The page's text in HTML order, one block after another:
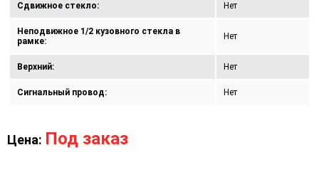
Сдвижное стекло: Нет
Неподвижное 1/2 кузовного стекла в
рамке:
Нет
Верхний: Нет
Сигнальный провод: Нет
Цена: Под заказ